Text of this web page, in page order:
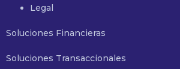
Legal
Soluciones Financieras
Soluciones Transaccionales